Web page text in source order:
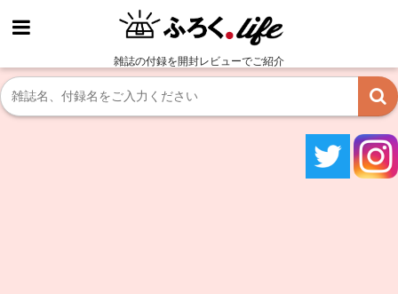
雑誌の付録を開封レビューでご紹介